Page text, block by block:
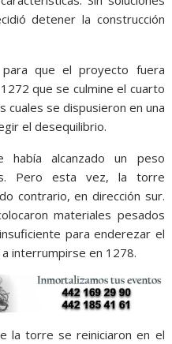
detener la construcción
para que el proyecto fuera
que se culmine el cuarto
cuales se dispusieron en una
el desequilibrio.
alcanzado un peso
Pero esta vez, la torre
contrario, en dirección sur.
materiales pesados
para enderezar el
interrumpirse en 1278.
la torre se reiniciaron en el